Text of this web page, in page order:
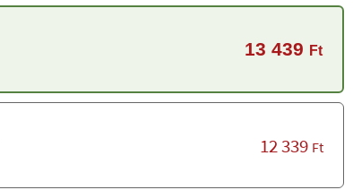
13 439 Ft
12 339 Ft